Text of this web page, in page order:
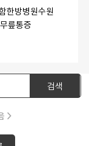
한방병원수원
릎통증
검색
>